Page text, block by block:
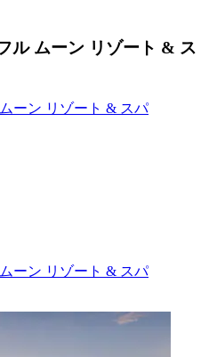
ル ムーン リゾート & ス
ーン リゾート & スパ
ーン リゾート & スパ